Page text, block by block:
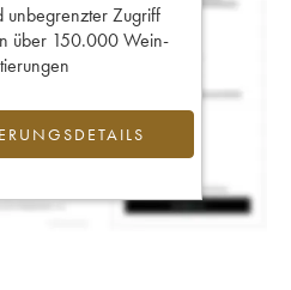
unbegrenzter Zugriff
über 150.000 Wein-